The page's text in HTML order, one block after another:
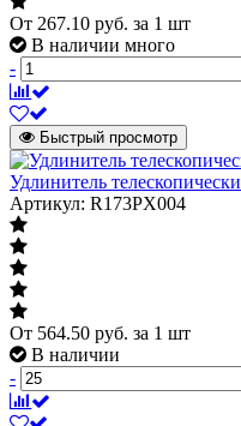
От 267.10 руб. за 1 шт
В наличии много
-
Быстрый просмотр
Удлинитель
Артикул: R173PX004
От 564.50 руб. за 1 шт
В наличии
-